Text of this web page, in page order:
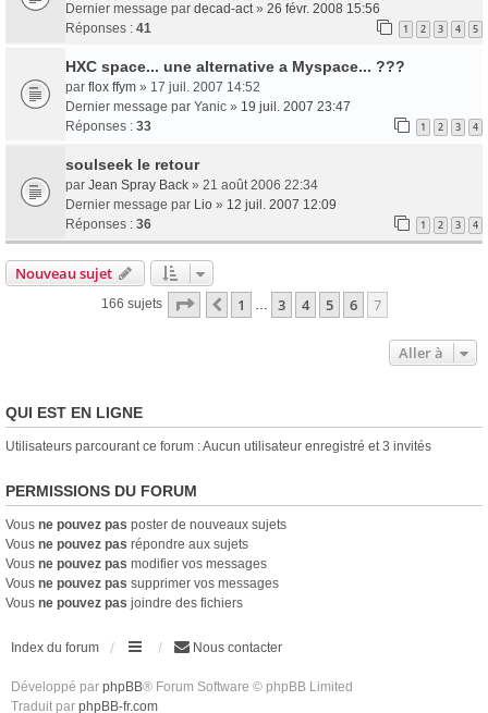
Dernier message par decad-act» 26 févr. 2008 15:56
Réponses : 41 1 2 3 4 5
HXC space... une alternative a Myspace... ???
par flox ffym » 17 juil. 2007 14:52
Dernier message par Yanic » 19 juil. 2007 23:47
Réponses : 33 1 2 3 4
soulseek le retour
par Jean Spray Back » 21 août 2006 22:34
Dernier message par Lio » 12 juil. 2007 12:09
Réponses : 36 1 2 3 4
Nouveau sujet
166 sujets Page sur7
Précédente
1 … 3 4 5 6 7
Aller à
QUI EST EN LIGNE
Utilisateurs parcourant ce forum : Aucun utilisateur enregistré et 3 invités
PERMISSIONS DU FORUM
Vous ne pouvez pas poster de nouveaux sujets
Vous ne pouvez pas répondre aux sujets
Vous ne pouvez pas modifier vos messages
Vous ne pouvez pas supprimer vos messages
Vous ne pouvez pas joindre des fichiers
Index du forum Nous contacter
Développé par phpBB® Forum Software © phpBB Limited
Traduit par phpBB-fr.com